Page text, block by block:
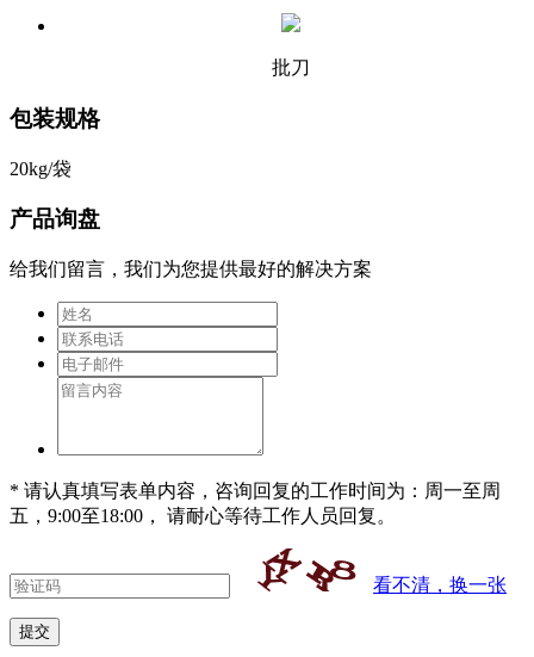
批刀
包装规格
20kg/袋
产品询盘
给我们留言，我们为您提供最好的解决方案
* 请认真填写表单内容，咨询回复的工作时间为：周一至周
五，9:00至18:00， 请耐心等待工作人员回复。
看不清，换一张